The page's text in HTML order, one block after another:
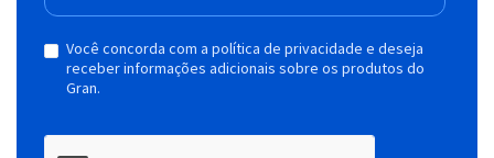
Você concorda com a política de privacidade e deseja
receber informações adicionais sobre os produtos do
Gran.